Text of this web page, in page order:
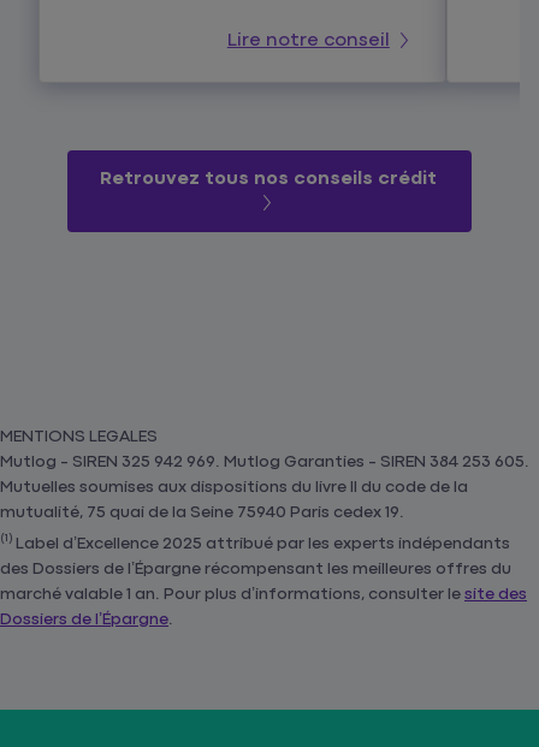
Lire notre conseil
Retrouvez tous nos conseils crédit
MENTIONS LEGALES
Mutlog - SIREN 325 942 969. Mutlog Garanties - SIREN 384 253 605.
Mutuelles soumises aux dispositions du livre II du code de la
mutualité, 75 quai de la Seine 75940 Paris cedex 19.
(1) Label d’Excellence 2025 attribué par les experts indépendants
des Dossiers de l’Épargne récompensant les meilleures offres du
marché valable 1 an. Pour plus d’informations, consulter le site des
Dossiers de l’Épargne.